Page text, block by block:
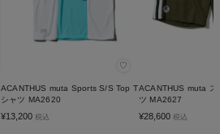
♡
ACANTHUS muta Sports S/S Top T
シャツ MA2620
¥13,200 税込
ACANTHUS muta ス
ツ MA2627
¥28,600 税込